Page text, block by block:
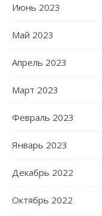
Июнь 2023
Май 2023
Апрель 2023
Март 2023
Февраль 2023
Январь 2023
Декабрь 2022
Октябрь 2022